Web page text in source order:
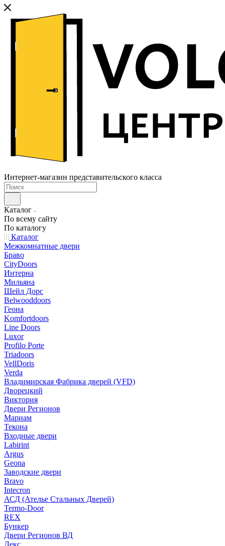
Интернет-магазин представительского класса
Каталог
По всему сайту
По каталогу
Каталог
Межкомнатные двери
Браво
CityDoors
Интерна
Мильяна
Шейл Дорс
Belwooddoors
Геона
Komfortdoors
Line Doors
Luxor
Profilo Porte
Triadoors
VellDoris
Verda
Владимирская Фабрика дверей (VFD)
Дворецкий
Виктория
Двери Регионов
Мариам
Текона
Входные двери
Labirint
Argus
Geona
Заводские двери
Bravo
Intecron
АСД (Ателье Стальных Дверей)
Termo-Door
REX
Бункер
Двери Регионов ВД
Лекс